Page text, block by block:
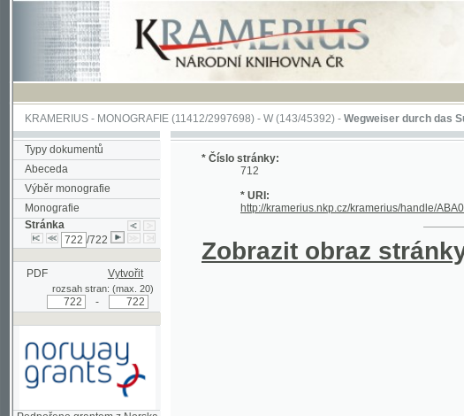
KRAMERIUS-MONOGRAFIE(11412/2997698) -W (143/45392)-Wegweiser durch das Sudeten-
Typy dokumentů
Abeceda
Výběr monografie
Monografie
Stránka
/722
PDF Vytvořit
rozsah stran: (max. 20)
Podpořeno grantem z Norska
prostřednictvím Norského
* Číslo stránky:
712
* URI:
http://kramerius.nkp.cz/kramerius/handle/ABA001/
Zobrazit obraz stránky